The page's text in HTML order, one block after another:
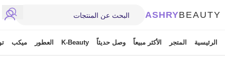
ASHRYBEAUTY
الرئيسية المتجر الأكثر مبيعاً وصل حديثاً K-Beauty العطور ميكب